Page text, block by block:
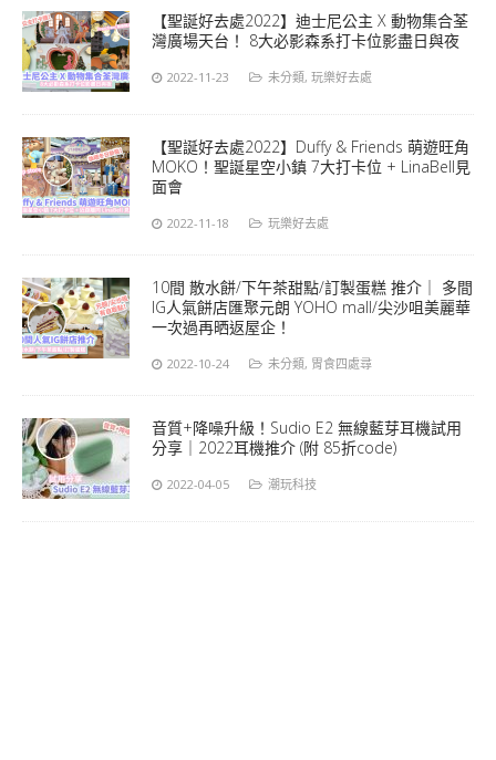
【聖誕好去處2022】迪士尼公主 X 動物集合荃
灣廣場天台！ 8大必影森系打卡位影盡日與夜
2022-11-23 未分類, 玩樂好去處
【聖誕好去處2022】Duffy & Friends 萌遊旺角
MOKO！聖誕星空小鎮 7大打卡位 + LinaBell見
面會
2022-11-18 玩樂好去處
10間 散水餅/下午茶甜點/訂製蛋糕 推介｜ 多間
IG人氣餅店匯聚元朗 YOHO mall/尖沙咀美麗華
一次過再晒返屋企！
2022-10-24 未分類, 胃食四處尋
音質+降噪升級！Sudio E2 無線藍芽耳機試用
分享｜2022耳機推介 (附 85折code)
2022-04-05 潮玩科技